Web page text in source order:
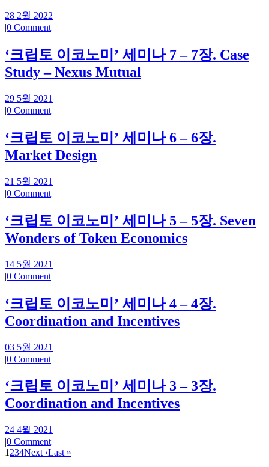
28 2월 2022
|0 Comment
‘크립토 이코노미’ 세미나 7 – 7장. Case
Study – Nexus Mutual
29 5월 2021
|0 Comment
‘크립토 이코노미’ 세미나 6 – 6장.
Market Design
21 5월 2021
|0 Comment
‘크립토 이코노미’ 세미나 5 – 5장. Seven
Wonders of Token Economics
14 5월 2021
|0 Comment
‘크립토 이코노미’ 세미나 4 – 4장.
Coordination and Incentives
03 5월 2021
|0 Comment
‘크립토 이코노미’ 세미나 3 – 3장.
Coordination and Incentives
24 4월 2021
|0 Comment
1 234Next ›Last »